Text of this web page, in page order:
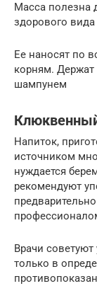
Масса полезна
здорового вида
Ее наносят по
корням. Держат
шампунем
Напиток,
источником
нуждается
рекомендуют
Врачи
только в